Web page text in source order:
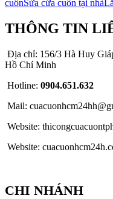
cuốnSửa cửa cuốn tại nhà
THÔNG TIN
Địa chỉ: 156/3 Hà Huy
Hồ Chí Minh
Hotline: 0904.651.632
Mail:
Website:
Website:
CHI NHÁNH